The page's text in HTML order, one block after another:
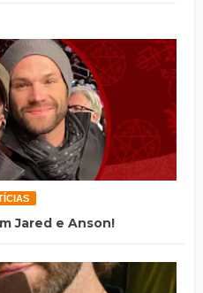
Jared e Anson!